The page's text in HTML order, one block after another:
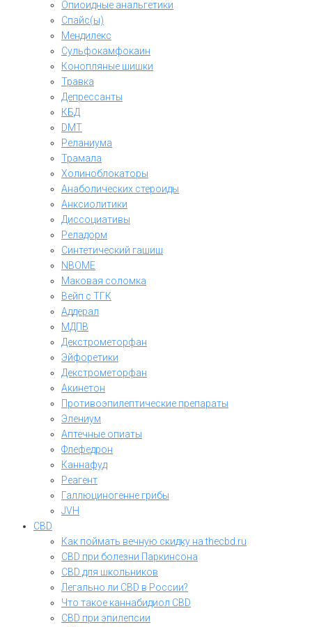
Опиоидные анальгетики
Спайс(ы)
Мендилекс
Сульфокамфокаин
Конопляные шишки
Травка
Депрессанты
КБД
DMT
Реланиума
Трамала
Холиноблокаторы
Анаболических стероиды
Анксиолитики
Диссоциативы
Реладорм
Синтетический гашиш
NBOME
Маковая соломка
Вейп с ТГК
Аддерал
МДПВ
Декстрометорфан
Эйфоретики
Декстрометорфан
Акинетон
Противоэпилептические препараты
Элениум
Аптечные опиаты
Флефедрон
Каннафуд
Реагент
Галлюциногенне грибы
JVH
CBD
Как поймать вечную скидку на thecbd.ru
CBD при болезни Паркинсона
CBD для школьников
Легально ли CBD в России?
Что такое каннабидиол CBD
CBD при эпилепсии